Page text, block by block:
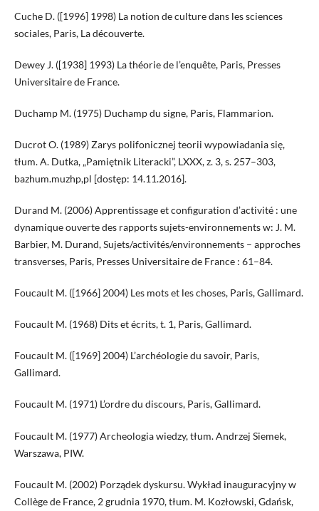
Cuche D. ([1996] 1998) La notion de culture dans les sciences
sociales, Paris, La découverte.
Dewey J. ([1938] 1993) La théorie de l’enquête, Paris, Presses
Universitaire de France.
Duchamp M. (1975) Duchamp du signe, Paris, Flammarion.
Ducrot O. (1989) Zarys polifonicznej teorii wypowiadania się,
tłum. A. Dutka, „Pamiętnik Literacki”, LXXX, z. 3, s. 257–303,
bazhum.muzhp,pl [dostęp: 14.11.2016].
Durand M. (2006) Apprentissage et configuration d’activité : une
dynamique ouverte des rapports sujets-environnements w: J. M.
Barbier, M. Durand, Sujets/activités/environnements – approches
transverses, Paris, Presses Universitaire de France : 61–84.
Foucault M. ([1966] 2004) Les mots et les choses, Paris, Gallimard.
Foucault M. (1968) Dits et écrits, t. 1, Paris, Gallimard.
Foucault M. ([1969] 2004) L’archéologie du savoir, Paris,
Gallimard.
Foucault M. (1971) L’ordre du discours, Paris, Gallimard.
Foucault M. (1977) Archeologia wiedzy, tłum. Andrzej Siemek,
Warszawa, PIW.
Foucault M. (2002) Porządek dyskursu. Wykład inauguracyjny w
Collège de France, 2 grudnia 1970, tłum. M. Kozłowski, Gdańsk,